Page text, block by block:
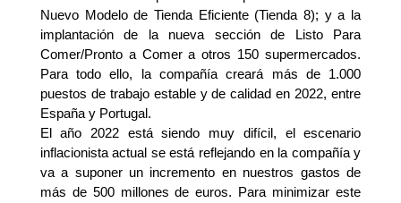
Nuevo Modelo de Tienda Eficiente (Tienda 8); y a la
implantación de la nueva sección de Listo Para
Comer/Pronto a Comer a otros 150 supermercados.
Para todo ello, la compañía creará más de 1.000
puestos de trabajo estable y de calidad en 2022, entre
España y Portugal.
El año 2022 está siendo muy difícil, el escenario
inflacionista actual se está reflejando en la compañía y
va a suponer un incremento en nuestros gastos de
más de 500 millones de euros. Para minimizar este